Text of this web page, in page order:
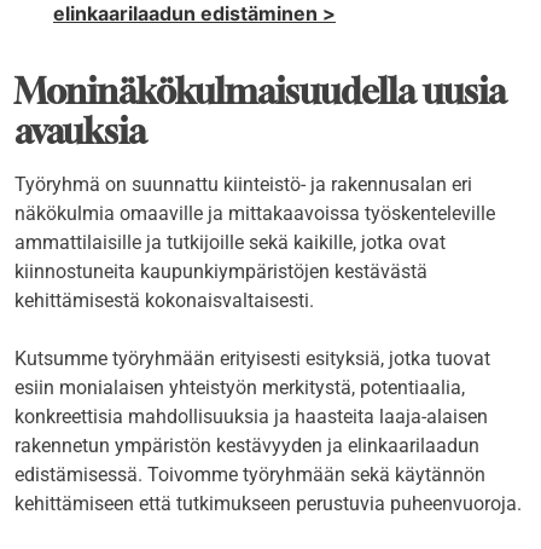
elinkaarilaadun edistäminen >
Moninäkökulmaisuudella uusia
avauksia
Työryhmä on suunnattu kiinteistö- ja rakennusalan eri
näkökulmia omaaville ja mittakaavoissa työskenteleville
ammattilaisille ja tutkijoille sekä kaikille, jotka ovat
kiinnostuneita kaupunkiympäristöjen kestävästä
kehittämisestä kokonaisvaltaisesti.
Kutsumme työryhmään erityisesti esityksiä, jotka tuovat
esiin monialaisen yhteistyön merkitystä, potentiaalia,
konkreettisia mahdollisuuksia ja haasteita laaja-alaisen
rakennetun ympäristön kestävyyden ja elinkaarilaadun
edistämisessä. Toivomme työryhmään sekä käytännön
kehittämiseen että tutkimukseen perustuvia puheenvuoroja.